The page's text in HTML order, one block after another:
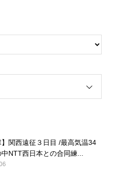
】関西遠征３日目 /最高気温34
NTT西日本との合同練...